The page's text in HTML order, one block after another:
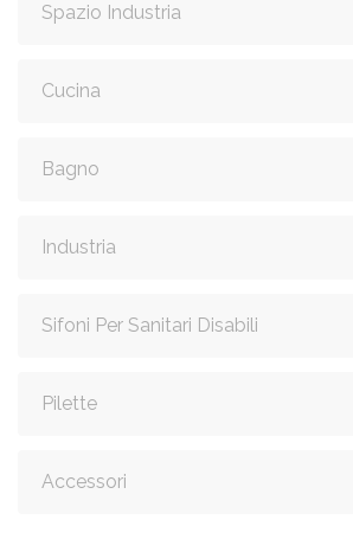
Spazio Industria
Cucina
Bagno
Industria
Sifoni Per Sanitari Disabili
Pilette
Accessori